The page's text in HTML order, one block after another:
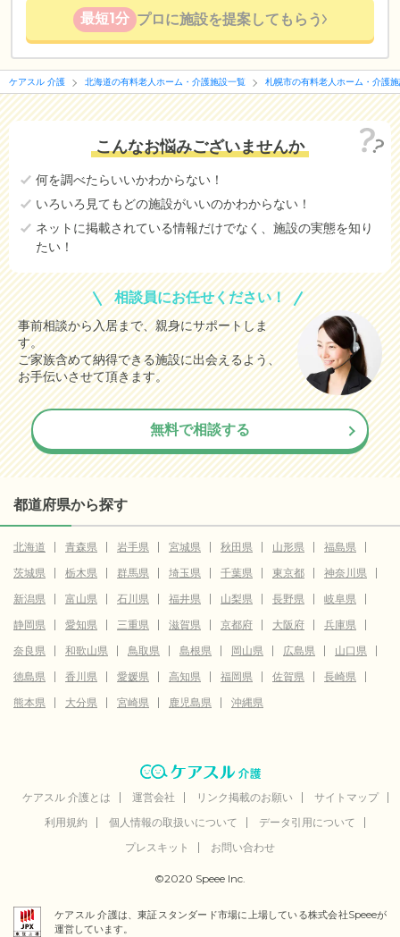
最短1分 プロに施設を提案してもらう
ケアスル 介護 北海道の有料老人ホーム・介護施設一覧 札幌市の有料老人ホーム・介護
こんなお悩みございませんか
何を調べたらいいかわからない！
いろいろ見てもどの施設がいいのかわからない！
ネットに掲載されている情報だけでなく、施設の実態を知り
たい！
相談員にお任せください！
事前相談から入居まで、親身にサポートしま
す。
ご家族含めて納得できる施設に出会えるよう、
お手伝いさせて頂きます。
無料で相談する
都道府県から探す
北海道 青森県 岩手県 宮城県 秋田県 山形県
福島県
茨城県
栃木県 群馬県 埼玉県 千葉県 東京都
神奈川県
新潟県
富山県 石川県 福井県 山梨県 長野県
岐阜県
静岡県
愛知県 三重県 滋賀県 京都府 大阪府
兵庫県
奈良県
和歌山県 鳥取県 島根県 岡山県 広島県
山口県
徳島県
香川県 愛媛県 高知県 福岡県 佐賀県
長崎県
熊本県
大分県 宮崎県 鹿児島県 沖縄県
ケアスル 介護とは 運営会社 リンク掲載のお願い
サイトマップ
利用規約
個人情報の取扱いについて
データ引用について
プレスキット
お問い合わせ
©2020 Speee Inc.
ケアスル 介護は、東証スタンダード市場に上場している株式会社Speeeが
運営しています。